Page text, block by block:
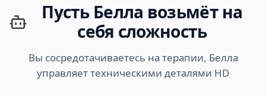
Пусть Белла возьмёт на
себя сложность
Вы сосредотачиваетесь на терапии, Белла
управляет техническими деталями HD